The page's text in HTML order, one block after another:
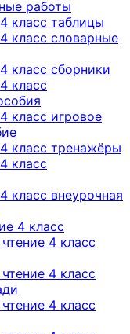
работы
класс таблицы
класс словарные
класс сборники
класс
класс игровое
класс тренажёры
класс
класс внеурочная
4 класс
4 класс
4 класс
4 класс